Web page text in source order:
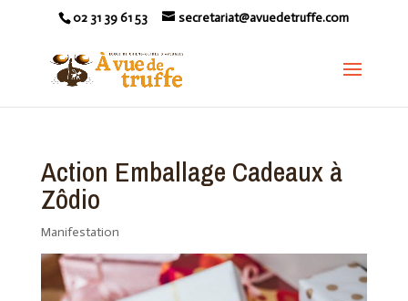
02 31 39 61 53 secretariat@avuedetruffe.com
Action Emballage Cadeaux à
Zôdio
Manifestation